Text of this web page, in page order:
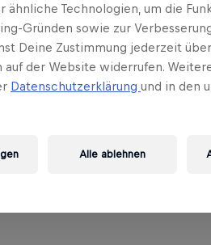
Technologien, um die
Gründen sowie zur
Deine Zustimmung jederzeit
auf der Website widerrufen.
Datenschutzerklärung und in den
Alle ablehnen